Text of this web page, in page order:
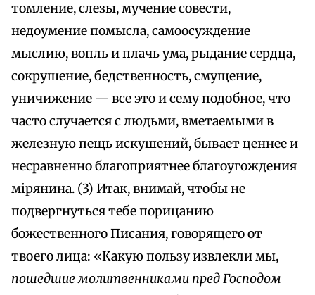
томление, слезы, мучение совести,
недоумение помысла, самоосуждение
мыслию, вопль и плачь ума, рыдание сердца,
сокрушение, бедственность, смущение,
уничижение — все это и сему подобное, что
часто случается с людьми, вметаемыми в
железную пещь искушений, бывает ценнее и
несравненно благоприятнее благоугождения
мiрянина. (3) Итак, внимай, чтобы не
подвергнуться тебе порицанию
божественного Писания, говорящего от
твоего лица: «Какую пользу извлекли мы,
пошедшие молитвенниками пред Господом